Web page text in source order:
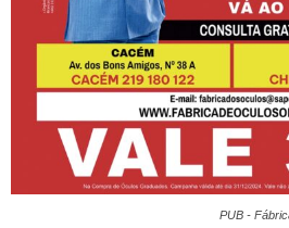
PUB -